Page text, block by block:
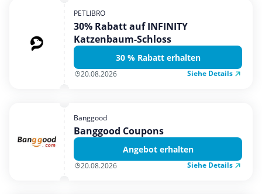
PETLIBRO
30% Rabatt auf INFINITY
Katzenbaum-Schloss
30 % Rabatt erhalten
20.08.2026 Siehe Details
Banggood
Banggood Coupons
Angebot erhalten
20.08.2026 Siehe Details